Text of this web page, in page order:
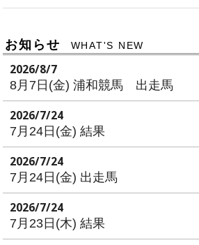
お知らせ WHAT'S NEW
2026/8/7
8月7日(金) 浦和競馬 出走馬
2026/7/24
7月24日(金) 結果
2026/7/24
7月24日(金) 出走馬
2026/7/24
7月23日(木) 結果